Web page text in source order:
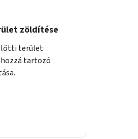
zöldítése
terület
tartozó